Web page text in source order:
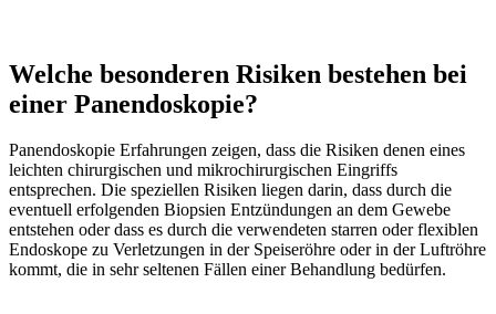
Welche besonderen Risiken bestehen bei
einer Panendoskopie?
Panendoskopie Erfahrungen zeigen, dass die Risiken denen eines
leichten chirurgischen und mikrochirurgischen Eingriffs
entsprechen. Die speziellen Risiken liegen darin, dass durch die
eventuell erfolgenden Biopsien Entzündungen an dem Gewebe
entstehen oder dass es durch die verwendeten starren oder flexiblen
Endoskope zu Verletzungen in der Speiseröhre oder in der Luftröhre
kommt, die in sehr seltenen Fällen einer Behandlung bedürfen.